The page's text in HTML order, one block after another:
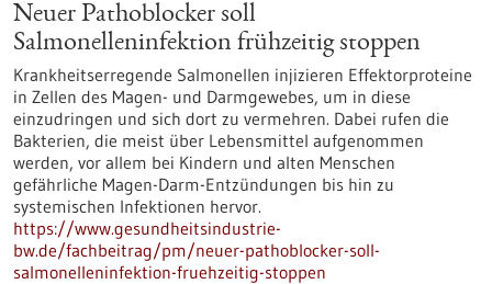
Neuer Pathoblocker soll
Salmonelleninfektion frühzeitig stoppen
Krankheitserregende Salmonellen injizieren Effektorproteine
in Zellen des Magen- und Darmgewebes, um in diese
einzudringen und sich dort zu vermehren. Dabei rufen die
Bakterien, die meist über Lebensmittel aufgenommen
werden, vor allem bei Kindern und alten Menschen
gefährliche Magen-Darm-Entzündungen bis hin zu
systemischen Infektionen hervor.
https://www.gesundheitsindustrie-
bw.de/fachbeitrag/pm/neuer-pathoblocker-soll-
salmonelleninfektion-fruehzeitig-stoppen